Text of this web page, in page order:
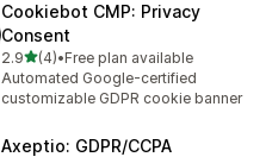
Cookiebot CMP: Privacy
Consent
2.95つ星中
(4)
合計レビュー数：4件
•Free plan available
Automated Google-certified
customizable GDPR cookie banner
Axeptio: GDPR/CCPA